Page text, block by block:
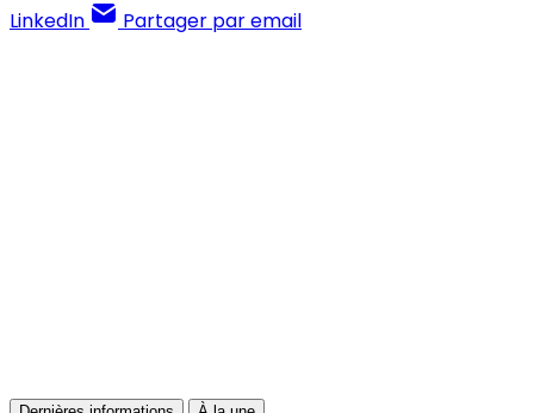
LinkedIn
Partager par email